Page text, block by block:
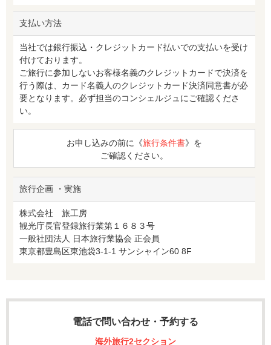
支払い方法
当社では銀行振込・クレジットカード払いでの支払いを受け
付けております。
ご旅行に参加しないお客様名義のクレジットカードで決済を
行う際は、カード名義人のクレジットカード決済同意書が必
要となります。必ず担当のコンシェルジュにご確認くださ
い。
お申し込みの前に《旅行条件書》を
ご確認ください。
旅行企画 ・実施
株式会社 旅工房
観光庁長官登録旅行業第１６８３号
一般社団法人 日本旅行業協会 正会員
東京都豊島区東池袋3-1-1 サンシャイン60 8F
電話で問い合わせ・予約する
海外旅行2セクション